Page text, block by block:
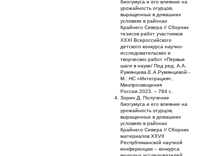
биогумуса и его влияние на
урожайность огурцов,
выращенных в домашних
условиях в районах
Крайнего Севера // Сборник
тезисов работ участников
XXXI Всероссийского
детского конкурса научно-
исследовательских и
творческих работ «Первые
шаги в науке/ Под ред. А.А.
Румянцева,Е.А.Румянцевой.-
М.: НС «Интеграция»,
Минпросвещения
России.2023. – 784 с.
Зорин Д. Получение
биогумуса и его влияние на
урожайность огурцов,
выращенных в домашних
условиях в районах
Крайнего Севера // Сборник
материалов XXVII
Республиканской научной
конференции – конкурса